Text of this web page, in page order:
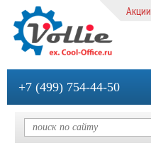
Акции
+7 (499) 754-44-50